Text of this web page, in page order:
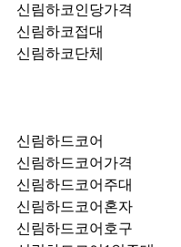
신림하코인당가격
신림하코접대
신림하코단체
신림하드코어
신림하드코어가격
신림하드코어주대
신림하드코어혼자
신림하드코어호구